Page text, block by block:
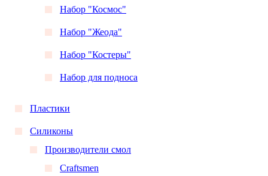
Набор "Космос"
Набор "Жеода"
Набор "Костеры"
Набор для подноса
Пластики
Силиконы
Производители смол
Craftsmen